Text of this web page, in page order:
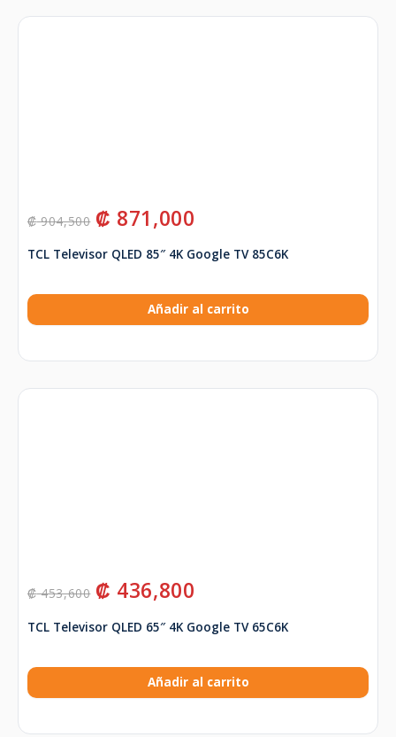
₡904,500 ₡ 871,000
TCL Televisor QLED 85″ 4K Google TV 85C6K
Añadir al carrito
₡453,600 ₡ 436,800
TCL Televisor QLED 65″ 4K Google TV 65C6K
Añadir al carrito